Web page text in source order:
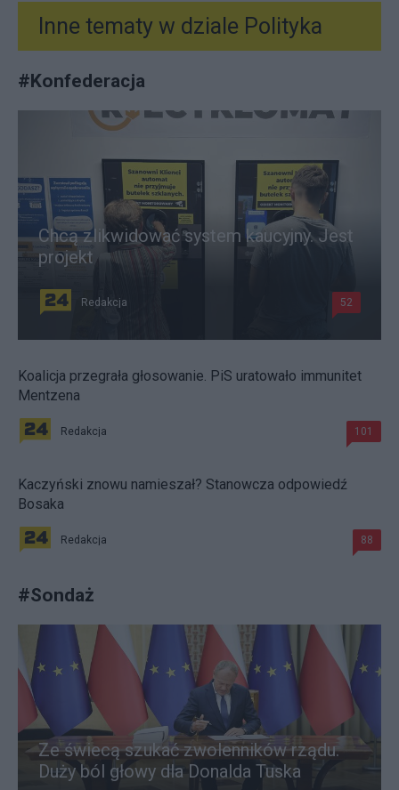
Inne tematy w dziale Polityka
#Konfederacja
Chcą zlikwidować system kaucyjny. Jest
projekt
Redakcja 52
Koalicja przegrała głosowanie. PiS uratowało immunitet
Mentzena
Redakcja 101
Kaczyński znowu namieszał? Stanowcza odpowiedź
Bosaka
Redakcja 88
#Sondaż
Ze świecą szukać zwolenników rządu.
Duży ból głowy dla Donalda Tuska